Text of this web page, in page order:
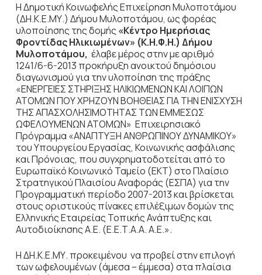
Η Δημοτική Κοινωφελής Επιχείρηση Μυλοποτάμου
(ΔΗ.Κ.Ε.ΜΥ.) Δήμου Μυλοποτάμου, ως φορέας
υλοποίησης της δομής «Κέντρο Ημερήσιας
Φροντίδας Ηλικιωμένων» (Κ.Η.Φ.Η.) Δήμου
Μυλοποτάμου, έλαβε μέρος στην με αριθμό
1241/6-6-2013 προκήρυξη ανοικτού δημόσιου
διαγωνισμού για την υλοποίηση της πράξης
«ΕΝΕΡΓΕΙΕΣ ΣΤΗΡΙΞΗΣ ΗΛΙΚΙΩΜΕΝΩΝ ΚΑΙ ΛΟΙΠΩΝ
ΑΤΟΜΩΝ ΠΟΥ ΧΡΗΖΟΥΝ ΒΟΗΘΕΙΑΣ ΓΙΑ ΤΗΝ ΕΝΙΣΧΥΣΗ
ΤΗΣ ΑΠΑΣΧΟΛΗΣΙΜΟΤΗΤΑΣ ΤΩΝ ΕΜΜΕΣΩΣ
ΩΦΕΛΟΥΜΕΝΩΝ ΑΤΟΜΩΝ» Επιχειρησιακό
Πρόγραμμα «ΑΝΑΠΤΥΞΗ ΑΝΘΡΩΠΙΝΟΥ ΔΥΝΑΜΙΚΟΥ»
του Υπουργείου Εργασίας, Κοινωνικής ασφάλισης
και Πρόνοιας, που συγχρηματοδοτείται από το
Ευρωπαϊκό Κοινωνικό Ταμείο (ΕΚΤ) στο Πλαίσιο
Στρατηγικού Πλαισίου Αναφοράς (ΕΣΠΑ) για την
Προγραμματική περίοδο 2007-2013 και βρίσκεται
στους οριστικούς πίνακες επιλέξιμων δομών της
Ελληνικής Εταιρείας Τοπικής Ανάπτυξης και
Αυτοδιοίκησης Α.Ε. (Ε.Ε.Τ.Α.Α. Α.Ε.».
Η ΔΗ.Κ.Ε.ΜΥ. προκειμένου να προβεί στην επιλογή
των ωφελουμένων (άμεσα – έμμεσα) στα πλαίσια